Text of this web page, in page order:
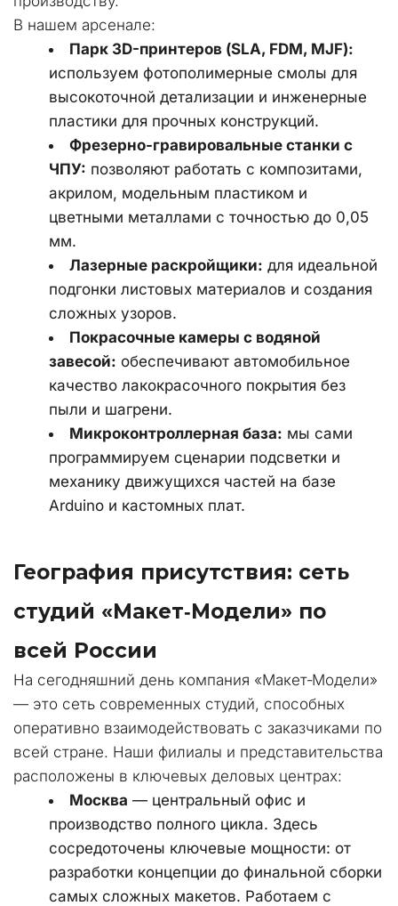
В нашем арсенале:
Парк 3D-принтеров (SLA, FDM, MJF):
используем фотополимерные смолы для
высокоточной детализации и инженерные
пластики для прочных конструкций.
Фрезерно-гравировальные станки с
ЧПУ: позволяют работать с композитами,
акрилом, модельным пластиком и
цветными металлами с точностью до 0,05
мм.
Лазерные раскройщики: для идеальной
подгонки листовых материалов и создания
сложных узоров.
Покрасочные камеры с водяной
завесой: обеспечивают автомобильное
качество лакокрасочного покрытия без
пыли и шагрени.
Микроконтроллерная база: мы сами
программируем сценарии подсветки и
механику движущихся частей на базе
Arduino и кастомных плат.
География присутствия: сеть
студий «Макет‑Модели» по
всей России
На сегодняшний день компания «Макет‑Модели»
— это сеть современных студий, способных
оперативно взаимодействовать с заказчиками по
всей стране. Наши филиалы и представительства
расположены в ключевых деловых центрах:
Москва — центральный офис и
производство полного цикла. Здесь
сосредоточены ключевые мощности: от
разработки концепции до финальной сборки
самых сложных макетов. Работаем с